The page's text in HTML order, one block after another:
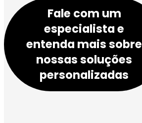
Fale com um
especialista e
entenda mais sobre
nossas soluções
personalizadas